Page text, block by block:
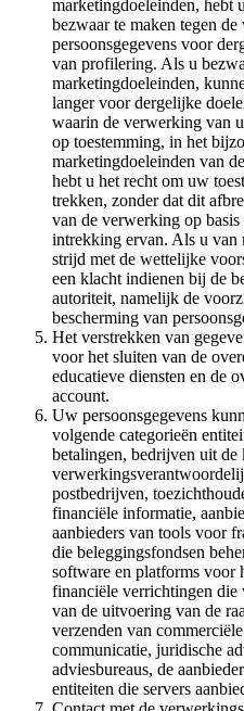
marketingdoeleinden, hebt
bezwaar te maken tegen
persoonsgegevens voor
van profilering. Als u
marketingdoeleinden,
langer voor dergelijke
waarin de verwerking van
op toestemming, in het
marketingdoeleinden van
hebt u het recht om uw
trekken, zonder dat dit
van de verwerking op
intrekking ervan. Als u van
strijd met de wettelijke
een klacht indienen bij de
autoriteit, namelijk de
bescherming van
Het verstrekken van
voor het sluiten van de
educatieve diensten en de
account.
Uw persoonsgegevens
volgende categorieën
betalingen, bedrijven uit de
postbedrijven,
financiële informatie,
aanbieders van tools voor
die beleggingsfondsen
software en platforms voor
financiële verrichtingen
van de uitvoering van de
verzenden van
communicatie, juridische
adviesbureaus, de
entiteiten die servers